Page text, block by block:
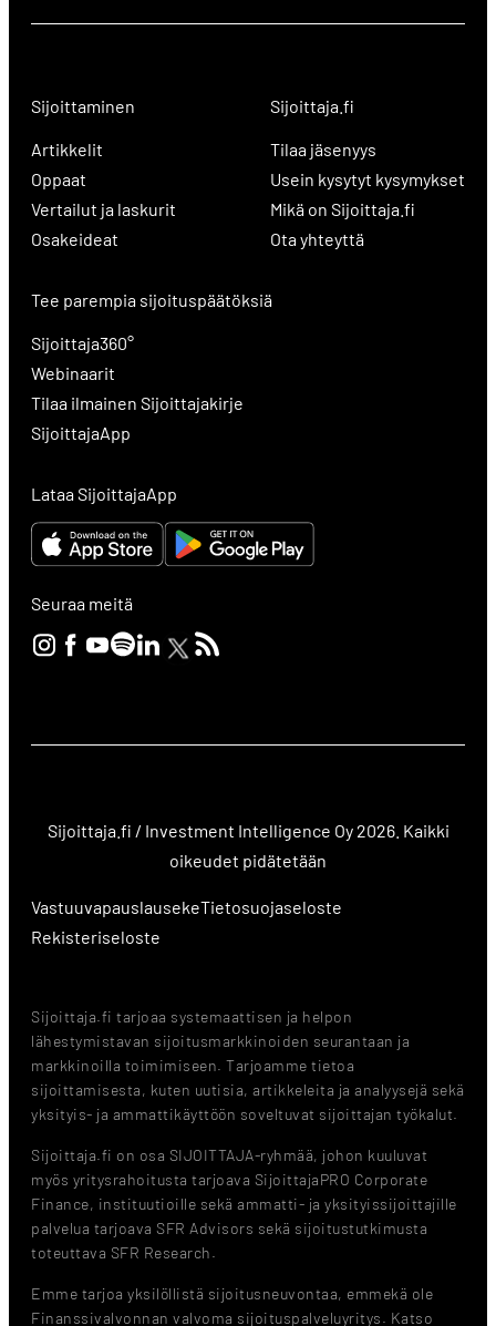
Sijoittaminen
Artikkelit
Oppaat
Vertailut ja laskurit
Osakeideat
Sijoittaja.fi
Tilaa jäsenyys
Usein kysytyt kysymykset
Mikä on Sijoittaja.fi
Ota yhteyttä
Tee parempia sijoituspäätöksiä
Sijoittaja360°
Webinaarit
Tilaa ilmainen Sijoittajakirje
SijoittajaApp
Lataa SijoittajaApp
Seuraa meitä
Sijoittaja.fi / Investment Intelligence Oy 2026. Kaikki
oikeudet pidätetään
VastuuvapauslausekeTietosuojaseloste
Rekisteriseloste
Sijoittaja.fi tarjoaa systemaattisen ja helpon
lähestymistavan sijoitusmarkkinoiden seurantaan ja
markkinoilla toimimiseen. Tarjoamme tietoa
sijoittamisesta, kuten uutisia, artikkeleita ja analyysejä sekä
yksityis- ja ammattikäyttöön soveltuvat sijoittajan työkalut.
Sijoittaja.fi on osa SIJOITTAJA-ryhmää, johon kuuluvat
myös yritysrahoitusta tarjoava SijoittajaPRO Corporate
Finance, instituutioille sekä ammatti- ja yksityissijoittajille
palvelua tarjoava SFR Advisors sekä sijoitustutkimusta
toteuttava SFR Research.
Emme tarjoa yksilöllistä sijoitusneuvontaa, emmekä ole
Finanssivalvonnan valvoma sijoituspalveluyritys. Katso